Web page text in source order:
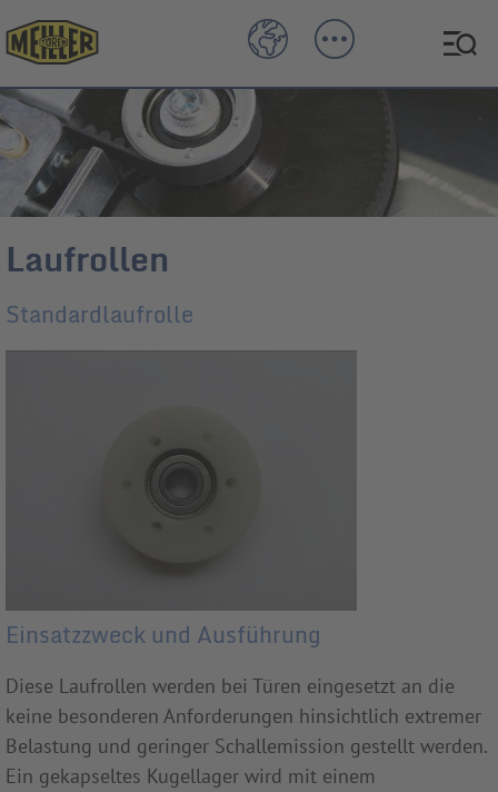
Laufrollen
Standardlaufrolle
Einsatzzweck und Ausführung
Diese Laufrollen werden bei Türen eingesetzt an die
keine besonderen Anforderungen hinsichtlich extremer
Belastung und geringer Schallemission gestellt werden.
Ein gekapseltes Kugellager wird mit einem